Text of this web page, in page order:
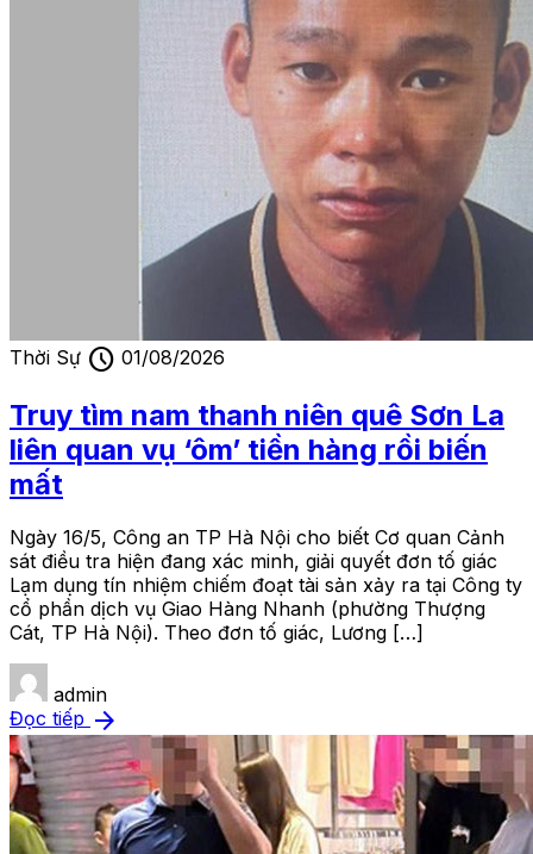
Thời Sự schedule 01/08/2026
Truy tìm nam thanh niên quê Sơn La
liên quan vụ ‘ôm’ tiền hàng rồi biến
mất
Ngày 16/5, Công an TP Hà Nội cho biết Cơ quan Cảnh
sát điều tra hiện đang xác minh, giải quyết đơn tố giác
Lạm dụng tín nhiệm chiếm đoạt tài sản xảy ra tại Công ty
cổ phần dịch vụ Giao Hàng Nhanh (phường Thượng
Cát, TP Hà Nội). Theo đơn tố giác, Lương […]
admin
Đọc tiếp arrow_forward